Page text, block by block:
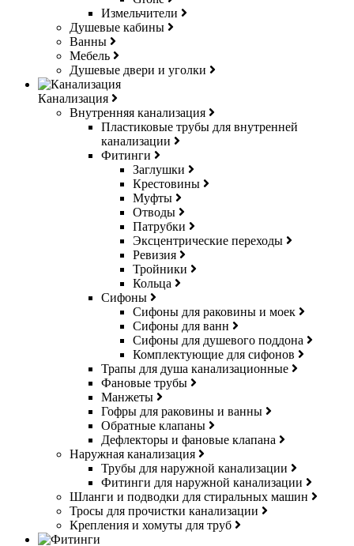
Измельчители
Душевые кабины
Ванны
Мебель
Душевые двери и уголки
Канализация
Внутренняя канализация
Пластиковые трубы для внутренней
канализации
Фитинги
Заглушки
Крестовины
Муфты
Отводы
Патрубки
Эксцентрические переходы
Ревизия
Тройники
Кольца
Сифоны
Сифоны для раковины и моек
Сифоны для ванн
Сифоны для душевого поддона
Комплектующие для сифонов
Трапы для душа канализационные
Фановые трубы
Манжеты
Гофры для раковины и ванны
Обратные клапаны
Дефлекторы и фановые клапана
Наружная канализация
Трубы для наружной канализации
Фитинги для наружной канализации
Шланги и подводки для стиральных машин
Тросы для прочистки канализации
Крепления и хомуты для труб